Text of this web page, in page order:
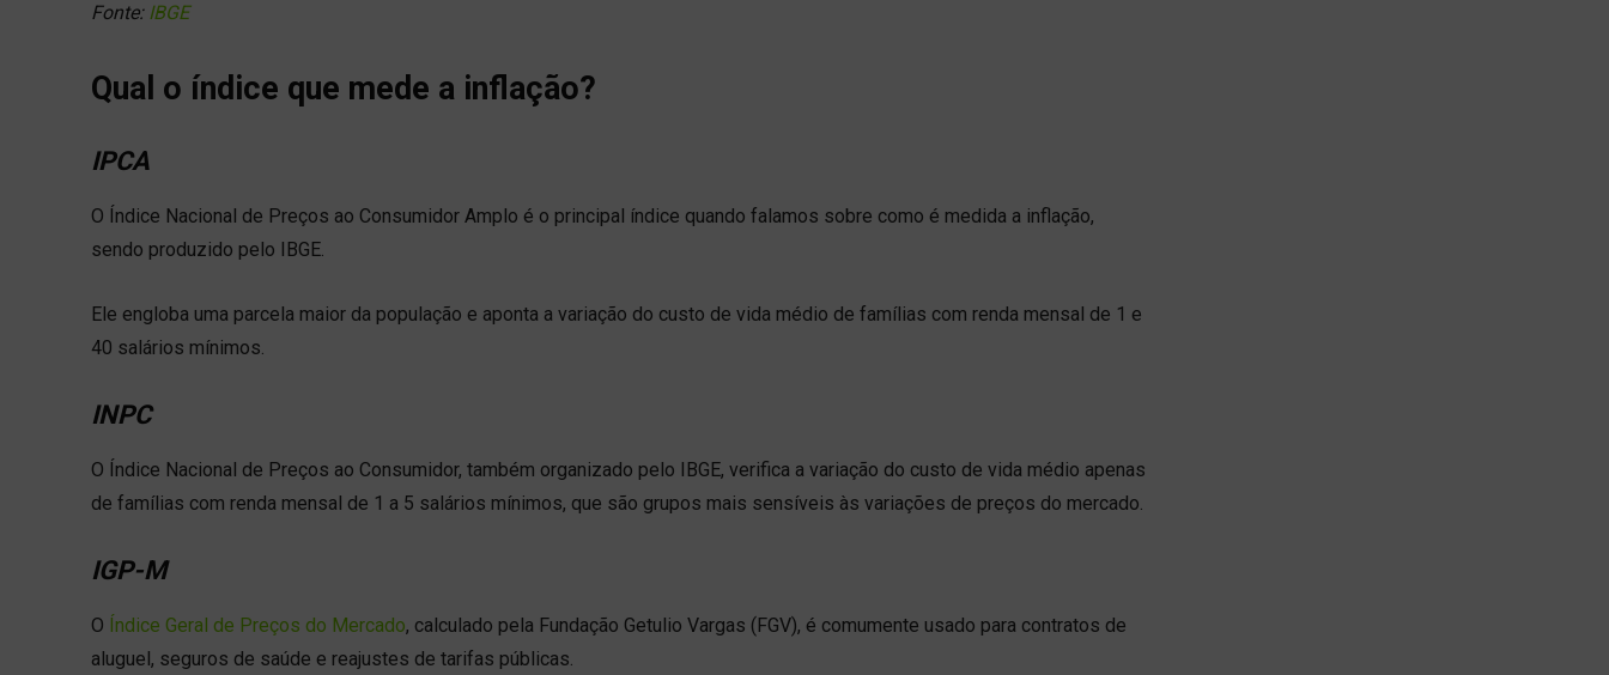
Fonte: IBGE
Qual o índice que mede a inflação?
IPCA
O Índice Nacional de Preços ao Consumidor Amplo é o principal índice quando falamos sobre como é medida a inflação,
sendo produzido pelo IBGE.
Ele engloba uma parcela maior da população e aponta a variação do custo de vida médio de famílias com renda mensal de 1 e
40 salários mínimos.
INPC
O Índice Nacional de Preços ao Consumidor, também organizado pelo IBGE, verifica a variação do custo de vida médio apenas
de famílias com renda mensal de 1 a 5 salários mínimos, que são grupos mais sensíveis às variações de preços do mercado.
IGP-M
O Índice Geral de Preços do Mercado, calculado pela Fundação Getulio Vargas (FGV), é comumente usado para contratos de
aluguel, seguros de saúde e reajustes de tarifas públicas.